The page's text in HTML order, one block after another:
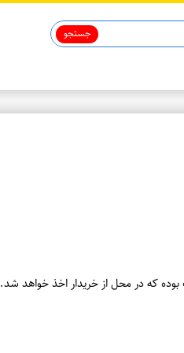
جستجو
که در محل از خریدار اخذ خواهد شد.